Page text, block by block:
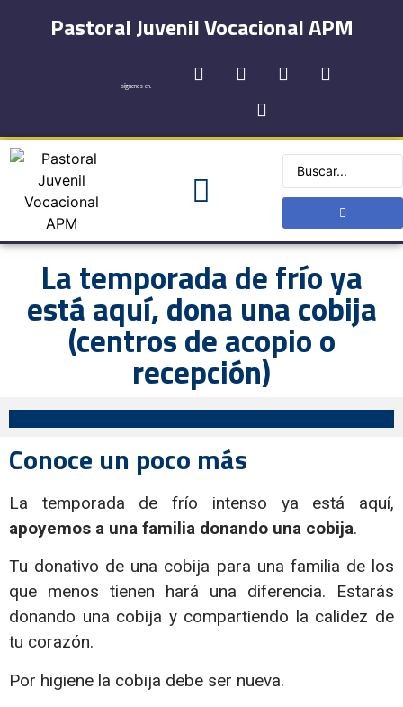
Pastoral Juvenil Vocacional APM
síguenos en:
La temporada de frío ya
está aquí, dona una cobija
(centros de acopio o
recepción)
Conoce un poco más
La temporada de frío intenso ya está aquí,
apoyemos a una familia donando una cobija.
Tu donativo de una cobija para una familia de los
que menos tienen hará una diferencia. Estarás
donando una cobija y compartiendo la calidez de
tu corazón.
Por higiene la cobija debe ser nueva.